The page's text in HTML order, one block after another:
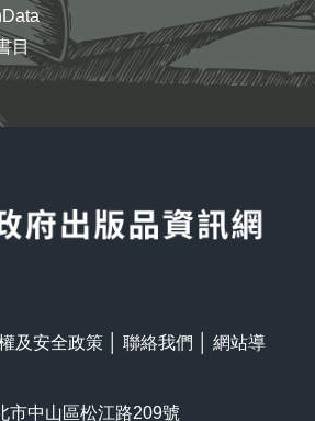
目
及安全政策 聯絡我們
網站導
市中山區松江路209號